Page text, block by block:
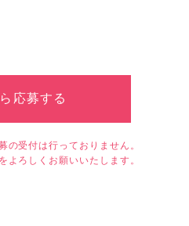
応募する
の受付は行っておりません。
よろしくお願いいたします。